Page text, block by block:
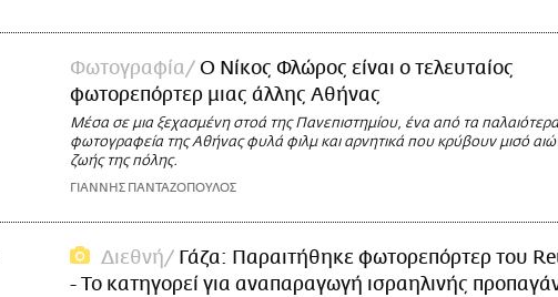
Φωτογραφία
Ο Νίκος Φλώρος είναι ο τελευταίος
φωτορεπόρτερ μιας άλλης Αθήνας
Μέσα σε μια ξεχασμένη στοά της Πανεπιστημίου, ένα από τα παλαιότερα
φωτογραφεία της Αθήνας φυλά φιλμ και αρνητικά που κρύβουν μισό
ζωής της πόλης.
ΓΙΑΝΝΗΣ ΠΑΝΤΑΖΟΠΟΥΛΟΣ
Διεθνή
Γάζα: Παραιτήθηκε φωτορεπόρτερ του
- Το κατηγορεί για αναπαραγωγή ισραηλινής